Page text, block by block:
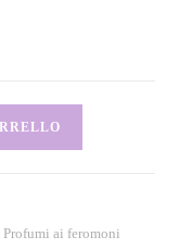
Profumi ai feromoni